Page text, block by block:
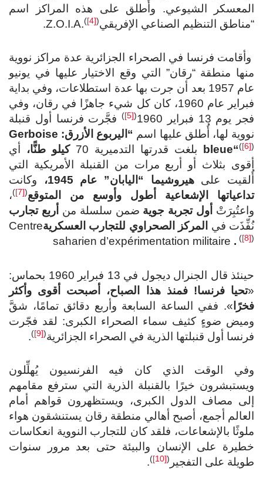
المعسكر الشيوعي. وأُطلق على هذه المراكز اسم
“مناطق التنظيم الصناعي الإفريقيZ.O.I.A.
([4])
.
وأقامت فرنسا في الصحراء الجزائرية عدة مراكز نووية
منها منطقة “رقان” التي وقع الاختيار عليها في يونيو
عام 1957 بعد أن جرت بها عدة استطلاعات، وفي بداية
فبراير عام 1960، كان كل شيء جاهزًا في رقان، وفي
فجر يوم 13 فبراير 1960
(
[5]
)
فجَّرت فرنسا أول قنبلة
نووية لها، أُطلق عليها اسم “اليربوع الأزرق: Gerboise
bleue“([6]) بلغت قدرتها التدميرية 70 كيلو طنًّا،
أي
أقوى بثلاث أو أربع مرات من القنبلة الأمريكية التي
أُلقيت على هيروشيما “اليابان” عام 1945،
وكانت
تداعياتها الإشعاعية أطول وأوسع من المتوقع(
[7]
)،
واعتُبِرَتْ أول تجربة جوية ضمن سلسلة من أربع تجارب
نُفِّذَت في المركز الصحراوي للتجارب العسكريةCentre
saharien d’expérimentation militaire . ([8])
حينئذ قال الجنرال ديجول في 13 فبراير 1960 بحماس:
«تحيا فرنسا! فمنذ هذا الصباح، أصبحت أقوى وأكثر
فخرًا ». ففي الساعة السابعة وأربع دقائق تمامًا، شقَّ
وميض ضوءٍ كثيف سماء الصحراء الكبرى: لقد فجّرت
فرنسا أول قنبلتها الذرية في الصحراء الجزائرية(
[9]
)
.
وفي الوقت الذي كان فيه الفرنسيون يُهلِّلون
ويستبشرون خيرًا بالقنبلة الذرية التي سترفع مقامهم
إلى مصاف الدول الكبرى، ويستظهرون قواهم أمام
العالم أجمع، أصبح أهالي منطقة رقان يستنشقون هواء
ملوثًا بالإشعاعات، فلقد كان للتجارب النووية انعكاسات
خطيرة على الإنسان والبيئة حتى بعد مرور سنوات
طويلة على التفجير (
[10]
)
.